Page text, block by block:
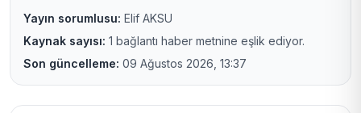
Yayın sorumlusu: Elif AKSU
Kaynak sayısı: 1 bağlantı haber metnine eşlik ediyor.
Son güncelleme: 09 Ağustos 2026, 13:37